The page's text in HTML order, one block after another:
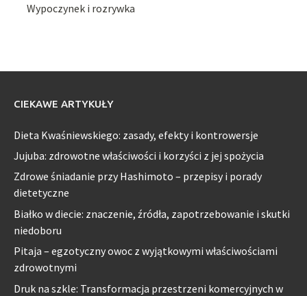
Wypoczynek i rozrywka
CIEKAWE ARTYKUŁY
Dieta Kwaśniewskiego: zasady, efekty i kontrowersje
Jujuba: zdrowotne właściwości i korzyści z jej spożycia
Zdrowe śniadanie przy Hashimoto – przepisy i porady
dietetyczne
Białko w diecie: znaczenie, źródła, zapotrzebowanie i skutki
niedoboru
Pitaja – egzotyczny owoc z wyjątkowymi właściwościami
zdrowotnymi
Druk na szkle: Transformacja przestrzeni komercyjnych w